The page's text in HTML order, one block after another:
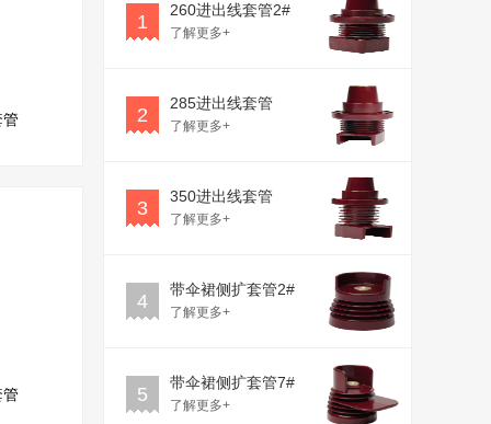
1
260进出线套管2#
了解更多+
2
285进出线套管
了解更多+
3
350进出线套管
了解更多+
4
带伞裙侧扩套管2#
了解更多+
5
带伞裙侧扩套管7#
了解更多+